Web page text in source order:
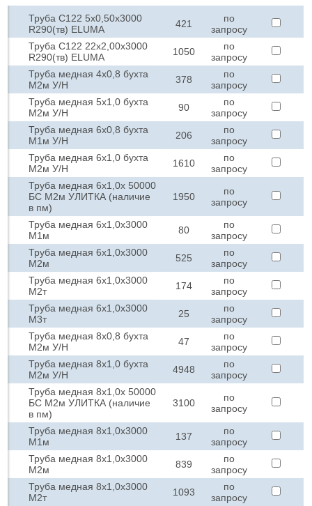
Труба C122 5х0,50х3000
R290(тв) ELUMA
421
по
запросу
Труба C122 22х2,00х3000
R290(тв) ELUMA
1050
по
запросу
Труба медная 4х0,8 бухта
М2м У/Н
378
по
запросу
Труба медная 5х1,0 бухта
М2м У/Н
90
по
запросу
Труба медная 6х0,8 бухта
М1м У/Н
206
по
запросу
Труба медная 6х1,0 бухта
М2м У/Н
1610
по
запросу
Труба медная 6х1,0х 50000
БС М2м УЛИТКА (наличие
в пм)
1950
по
запросу
Труба медная 6х1,0х3000
М1м
80
по
запросу
Труба медная 6х1,0х3000
М2м
525
по
запросу
Труба медная 6х1,0х3000
М2т
174
по
запросу
Труба медная 6х1,0х3000
М3т
25
по
запросу
Труба медная 8х0,8 бухта
М2м У/Н
47
по
запросу
Труба медная 8х1,0 бухта
М2м У/Н
4948
по
запросу
Труба медная 8х1,0х 50000
БС М2м УЛИТКА (наличие
в пм)
3100
по
запросу
Труба медная 8х1,0х3000
М1м
137
по
запросу
Труба медная 8х1,0х3000
М2м
839
по
запросу
Труба медная 8х1,0х3000
М2т
1093
по
запросу